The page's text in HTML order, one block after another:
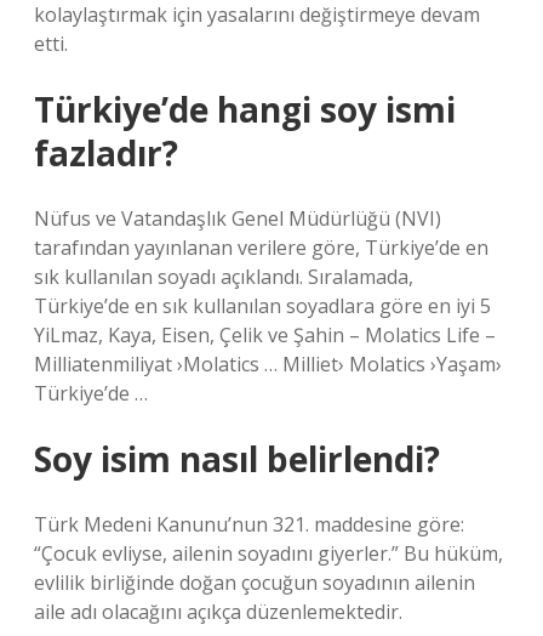
kolaylaştırmak için yasalarını değiştirmeye devam
etti.
Türkiye’de hangi soy ismi
fazladır?
Nüfus ve Vatandaşlık Genel Müdürlüğü (NVI)
tarafından yayınlanan verilere göre, Türkiye’de en
sık kullanılan soyadı açıklandı. Sıralamada,
Türkiye’de en sık kullanılan soyadlara göre en iyi 5
YiLmaz, Kaya, Eisen, Çelik ve Şahin – Molatics Life –
Milliatenmiliyat ›Molatics … Milliet› Molatics ›Yaşam›
Türkiye’de …
Soy isim nasıl belirlendi?
Türk Medeni Kanunu’nun 321. maddesine göre:
“Çocuk evliyse, ailenin soyadını giyerler.” Bu hüküm,
evlilik birliğinde doğan çocuğun soyadının ailenin
aile adı olacağını açıkça düzenlemektedir.